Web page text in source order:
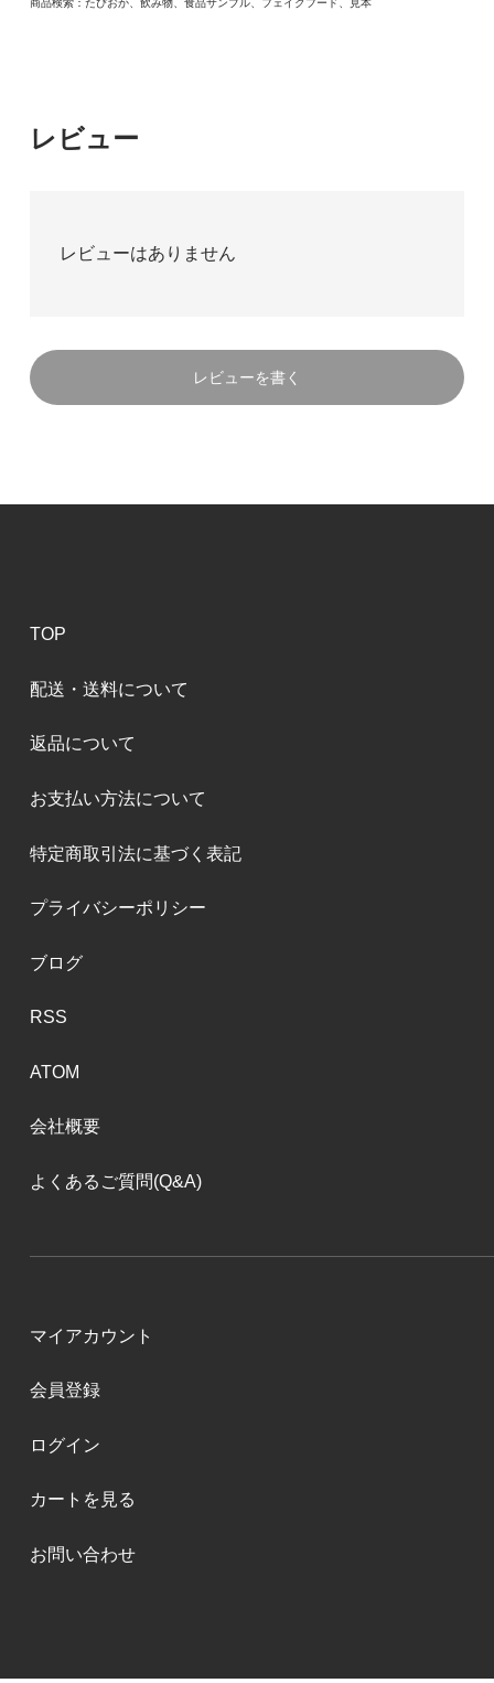
商品検索：たぴおか、飲み物、食品サンプル、フェイクフード、見本
レビュー
レビューはありません
レビューを書く
TOP
配送・送料について
返品について
お支払い方法について
特定商取引法に基づく表記
プライバシーポリシー
ブログ
RSS
ATOM
会社概要
よくあるご質問(Q&A)
マイアカウント
会員登録
ログイン
カートを見る
お問い合わせ